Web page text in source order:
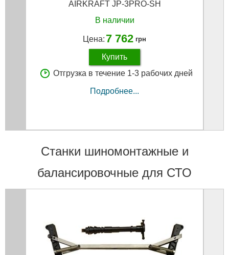
AIRKRAFT JP-3PRO-SH
В наличии
Цена: 7 762 грн
Купить
Отгрузка в течение 1-3 рабочих дней
Подробнее...
Станки шиномонтажные и
балансировочные для СТО